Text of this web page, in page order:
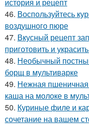
46. Воспользуйтесь
воздушного пюре
47. Вкусный рецепт
приготовить и
48. Необычный
борщ в мультиварке
49. Нежная
каша на молоке в
50. Куриные филе и
сочетание на вашем